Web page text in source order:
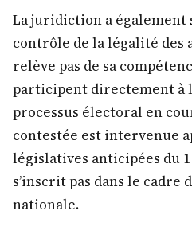
La juridiction a également
contrôle de la légalité des
relève pas de sa
participent directement à
processus électoral en
contestée est intervenue
législatives anticipées du
s’inscrit pas dans le cadre
nationale.